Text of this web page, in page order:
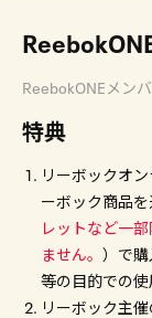
ReebokONEメン
特典
リーボックオ
ーボック商品
レットなど一
ません。 ）で
等の目的での使
リーボック主